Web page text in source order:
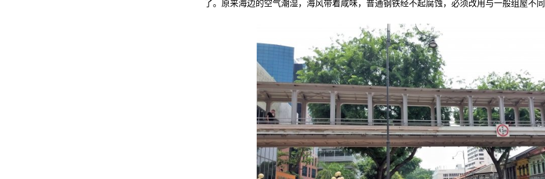
了。原来海边的空气潮湿，海风带着咸味，普通钢铁经不起腐蚀，必须改用与一般组屋不